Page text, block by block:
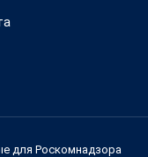
для Роскомнадзора